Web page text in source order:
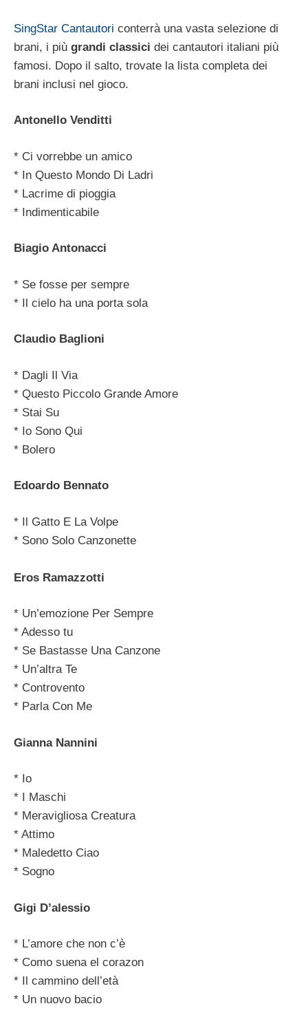
SingStar Cantautori conterrà una vasta selezione di
brani, i più grandi classici dei cantautori italiani più
famosi. Dopo il salto, trovate la lista completa dei
brani inclusi nel gioco.
Antonello Venditti
* Ci vorrebbe un amico
* In Questo Mondo Di Ladri
* Lacrime di pioggia
* Indimenticabile
Biagio Antonacci
* Se fosse per sempre
* Il cielo ha una porta sola
Claudio Baglioni
* Dagli Il Via
* Questo Piccolo Grande Amore
* Stai Su
* Io Sono Qui
* Bolero
Edoardo Bennato
* Il Gatto E La Volpe
* Sono Solo Canzonette
Eros Ramazzotti
* Un’emozione Per Sempre
* Adesso tu
* Se Bastasse Una Canzone
* Un’altra Te
* Controvento
* Parla Con Me
Gianna Nannini
* Io
* I Maschi
* Meravigliosa Creatura
* Attimo
* Maledetto Ciao
* Sogno
Gigi D’alessio
* L’amore che non c’è
* Como suena el corazon
* Il cammino dell’età
* Un nuovo bacio